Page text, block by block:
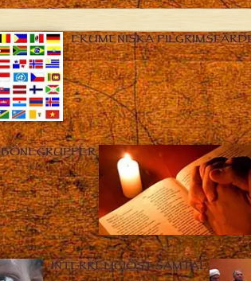
EKUMENISKA
BÖNEGRUPPER
INTERRELIGIÖST SAMTAL